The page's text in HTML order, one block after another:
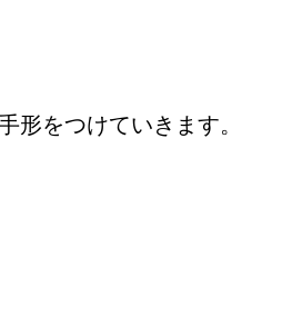
形をつけていきます。